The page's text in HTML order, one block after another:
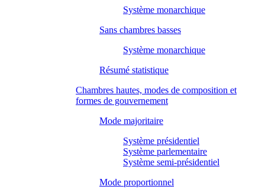
Système monarchique
Sans chambres basses
Système monarchique
Résumé statistique
Chambres hautes, modes de composition et
formes de gouvernement
Mode majoritaire
Système présidentiel
Système parlementaire
Système semi-présidentiel
Mode proportionnel